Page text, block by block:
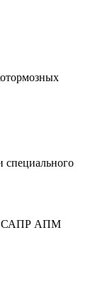
в САПР АПМ